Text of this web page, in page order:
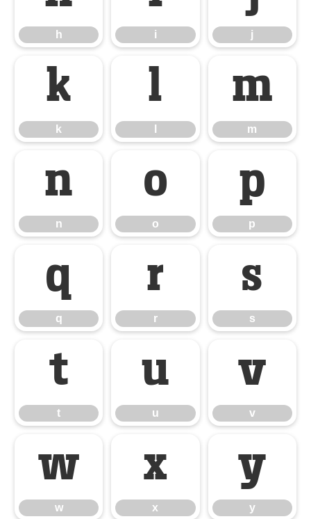
h i j
k
k
l m
m
n
n
o
o
p
p
q
q
r
r
s
s
t
t
u
u
v
v
w
w
x
x
y
y